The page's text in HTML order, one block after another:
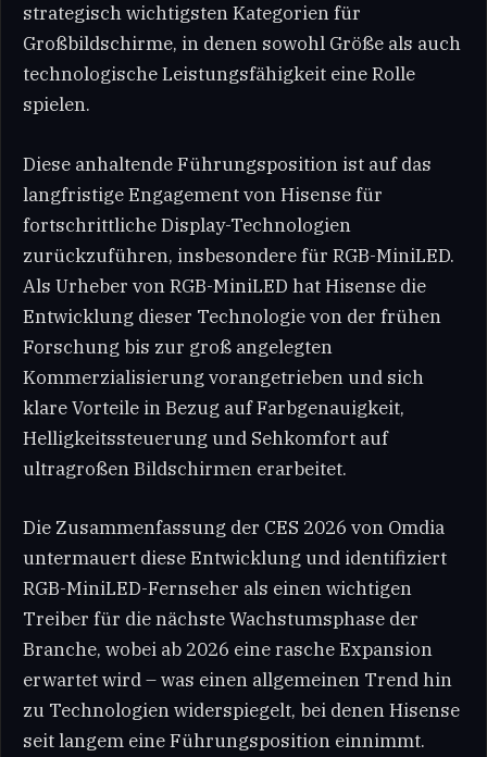
strategisch wichtigsten Kategorien für
Großbildschirme, in denen sowohl Größe als auch
technologische Leistungsfähigkeit eine Rolle
spielen.
Diese anhaltende Führungsposition ist auf das
langfristige Engagement von Hisense für
fortschrittliche Display-Technologien
zurückzuführen, insbesondere für RGB-MiniLED.
Als Urheber von RGB-MiniLED hat Hisense die
Entwicklung dieser Technologie von der frühen
Forschung bis zur groß angelegten
Kommerzialisierung vorangetrieben und sich
klare Vorteile in Bezug auf Farbgenauigkeit,
Helligkeitssteuerung und Sehkomfort auf
ultragroßen Bildschirmen erarbeitet.
Die Zusammenfassung der CES 2026 von Omdia
untermauert diese Entwicklung und identifiziert
RGB-MiniLED-Fernseher als einen wichtigen
Treiber für die nächste Wachstumsphase der
Branche, wobei ab 2026 eine rasche Expansion
erwartet wird – was einen allgemeinen Trend hin
zu Technologien widerspiegelt, bei denen Hisense
seit langem eine Führungsposition einnimmt.